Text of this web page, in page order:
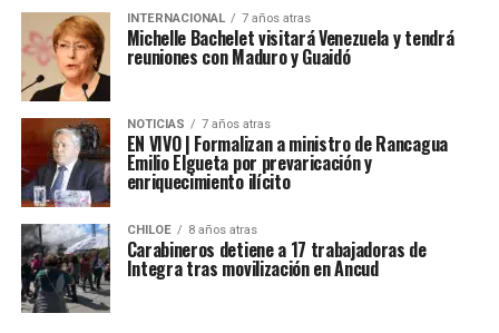
INTERNACIONAL 7 años atras
Michelle Bachelet visitará Venezuela y tendrá
reuniones con Maduro y Guaidó
NOTICIAS 7 años atras
EN VIVO | Formalizan a ministro de Rancagua
Emilio Elgueta por prevaricación y
enriquecimiento ilícito
CHILOE 8 años atras
Carabineros detiene a 17 trabajadoras de
Integra tras movilización en Ancud